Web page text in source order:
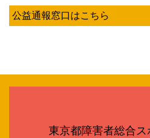
公益通報窓口はこちら
東京都障害者総合